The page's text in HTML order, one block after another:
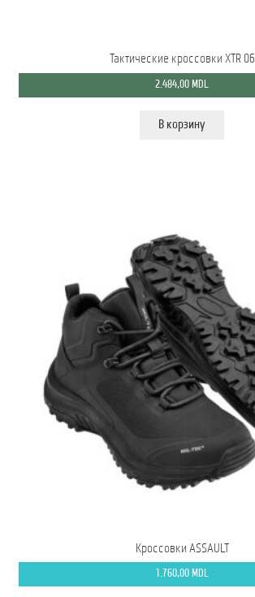
Тактические кроссовки XTR 06
2.484,00 MDL
В корзину
Кроссовки ASSAULT
1.760,00 MDL